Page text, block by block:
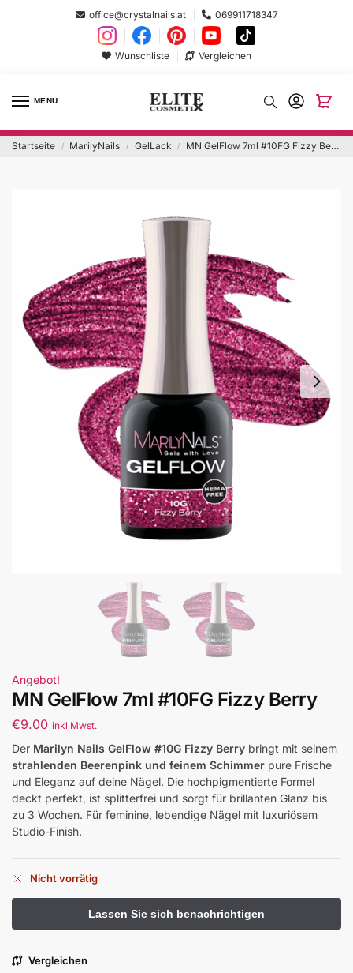
office@crystalnails.at 069911718347
Wunschliste Vergleichen
MENU
Startseite / MarilyNails / GelLack / MN GelFlow 7ml #10FG Fizzy Berry
Angebot!
MN GelFlow 7ml #10FG Fizzy Berry
€9.00 inkl Mwst.
Der Marilyn Nails GelFlow #10G Fizzy Berry bringt mit seinem
strahlenden Beerenpink und feinem Schimmer pure Frische
und Eleganz auf deine Nägel. Die hochpigmentierte Formel
deckt perfekt, ist splitterfrei und sorgt für brillanten Glanz bis
zu 3 Wochen. Für feminine, lebendige Nägel mit luxuriösem
Studio-Finish.
Nicht vorrätig
Vergleichen